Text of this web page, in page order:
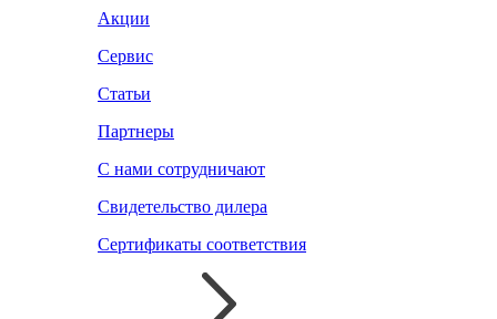
Акции
Сервис
Статьи
Партнеры
С нами сотрудничают
Свидетельство дилера
Сертификаты соответствия